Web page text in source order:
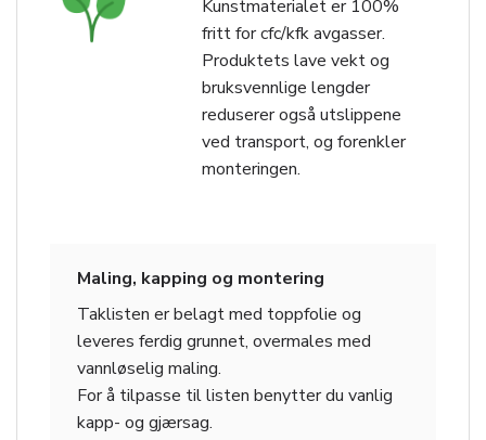
Kunstmaterialet er 100%
fritt for cfc/kfk avgasser.
Produktets lave vekt og
bruksvennlige lengder
reduserer også utslippene
ved transport, og forenkler
monteringen.
Maling, kapping og montering
Taklisten er belagt med toppfolie og
leveres ferdig grunnet, overmales med
vannløselig maling.
For å tilpasse til listen benytter du vanlig
kapp- og gjærsag.